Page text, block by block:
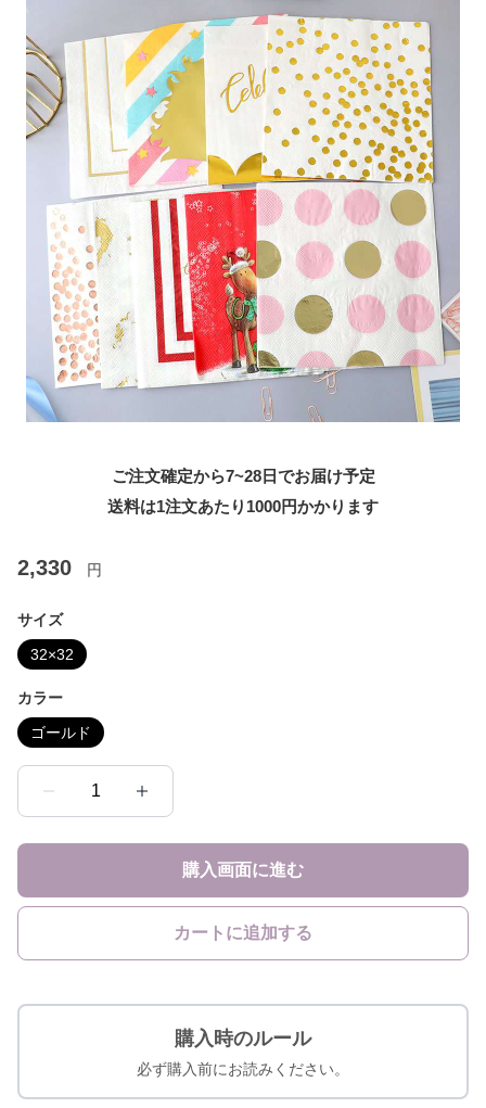
ご注文確定から7~28日でお届け予定
送料は1注文あたり 1000円かかります
2,330 円
サイズ
32×32
カラー
ゴールド
1
購入画面に進む
カートに追加する
購入時のルール
必ず購入前にお読みください。